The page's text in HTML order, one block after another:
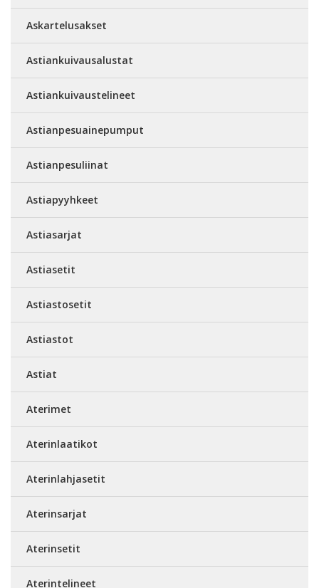
Askartelusakset
Astiankuivausalustat
Astiankuivaustelineet
Astianpesuainepumput
Astianpesuliinat
Astiapyyhkeet
Astiasarjat
Astiasetit
Astiastosetit
Astiastot
Astiat
Aterimet
Aterinlaatikot
Aterinlahjasetit
Aterinsarjat
Aterinsetit
Aterintelineet